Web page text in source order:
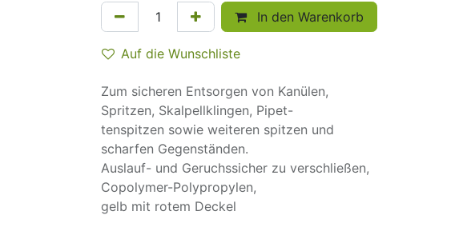
In den Warenkorb
Auf die Wunschliste
Zum sicheren Entsorgen von Kanülen,
Spritzen, Skalpellklingen, Pipet-
tenspitzen sowie weiteren spitzen und
scharfen Gegenständen.
Auslauf- und Geruchssicher zu verschließen,
Copolymer-Polypropylen,
gelb mit rotem Deckel